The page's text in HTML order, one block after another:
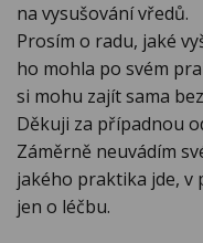
na vysušování vředů.
Prosím o radu, jaké
ho mohla po svém
si mohu zajít sama
Děkuji za případnou
Záměrně neuvádím
jakého praktika jde, v
jen o léčbu.